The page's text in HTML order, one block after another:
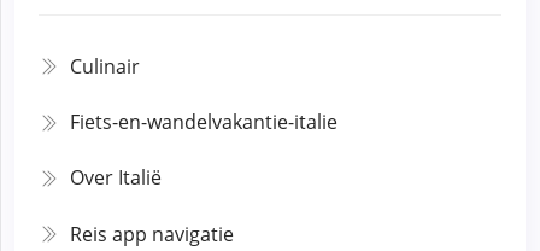
Culinair
Fiets-en-wandelvakantie-italie
Over Italië
Reis app navigatie